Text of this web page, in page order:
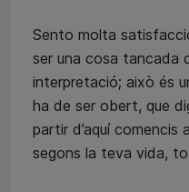
Sento molta
ser una cosa tancada
interpretació; això és
ha de ser obert, que
partir d’aquí comencis
segons la teva vida,